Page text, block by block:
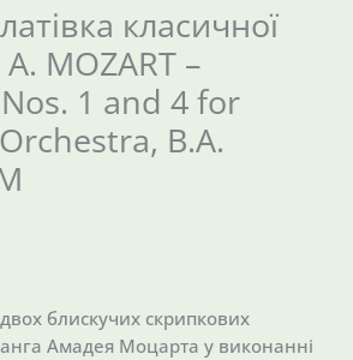
класичної
MOZART –
1 and 4 for
В.А.
блискучих скрипкових
Амадея Моцарта у виконанні